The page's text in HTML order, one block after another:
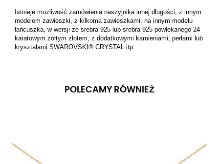
Istnieje możliwość zamówienia naszyjnika innej długości, z innym
modelem zawieszki, z kilkoma zawieszkami, na innym modelu
łańcuszka, w wersji ze srebra 925 lub srebra 925 powlekanego 24
karatowym żółtym złotem, z dodatkowymi kamieniami, perłami lub
kryształami SWAROVSKI® CRYSTAL itp.
POLECAMY RÓWNIEŻ